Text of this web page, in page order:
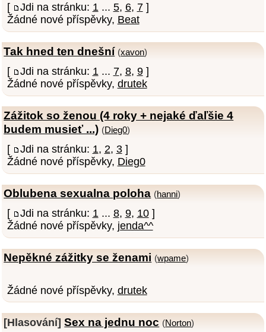
[ Jdi na stránku: 1 ... 5, 6, 7]
Žádné nové příspěvky, Beat
Tak hned ten dnešní (xavon)
[ Jdi na stránku: 1 ... 7, 8, 9]
Žádné nové příspěvky, drutek
Zážitok so ženou (4 roky + nejaké ďaľšie 4
budem musieť ...) (Dieg0)
[ Jdi na stránku: 1, 2, 3]
Žádné nové příspěvky, Dieg0
Oblubena sexualna poloha (hanni)
[ Jdi na stránku: 1... 8, 9, 10]
Žádné nové příspěvky, jenda^^
Nepěkné zážitky se ženami (wpame)
Žádné nové příspěvky, drutek
[Hlasování] Sex na jednu noc (Norton)